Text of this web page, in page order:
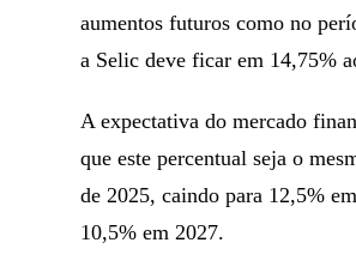
aumentos futuros como no
a Selic deve ficar em 14,75%
A expectativa do mercado
que este percentual seja o
de 2025, caindo para 12,5%
10,5% em 2027.